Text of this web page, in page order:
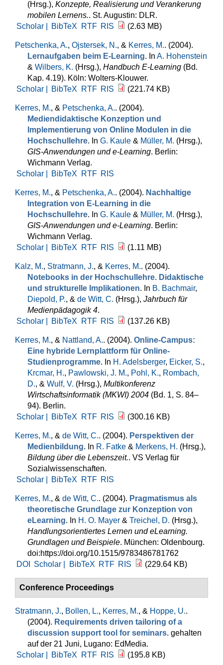
(Hrsg.), Konzepte, Realisierung und Verankerung
mobilen Lernens.. St. Augustin: DLR.
Scholar |
BibTeX RTF RIS (2.63 MB)
Petschenka, A., Ojstersek, N., & Kerres, M.. (2004).
Lernaufgaben beim E-Learning. In A. Hohenstein
& Wilbers, K. (Hrsg.), Handbuch E-Learning (Bd.
Kap. 4.19). Köln: Wolters-Klouwer.
Scholar |
BibTeX RTF RIS (221.74 KB)
Kerres, M., & Petschenka, A.. (2004).
Mediendidaktische Konzeption und
Implementierung von Online Modulen in die
Hochschullehre. In G. Kaule & Müller, M. (Hrsg.),
GIS-Anwendungen und e-Learning. Berlin:
Wichmann Verlag.
Scholar |
BibTeX RTF RIS
Kerres, M., & Petschenka, A.. (2004). Nachhaltige
Integration von E-Learning in die
Hochschullehre. In G. Kaule & Müller, M. (Hrsg.),
GIS-Anwendungen und e-Learning. Berlin:
Wichmann Verlag.
Scholar |
BibTeX RTF RIS (1.11 MB)
Kalz, M., Stratmann, J., & Kerres, M.. (2004).
Notebooks in der Hochschullehre. Didaktische
und strukturelle Implikationen. In B. Bachmair,
Diepold, P., & de Witt, C. (Hrsg.), Jahrbuch für
Medienpädagogik 4.
Scholar |
BibTeX RTF RIS (137.26 KB)
Kerres, M., & Nattland, A.. (2004). Online-Campus:
Eine hybride Lernplattform für Online-
Studienprogramme. In H. Adelsberger, Eicker, S.,
Krcmar, H., Pawlowski, J. M., Pohl, K., Rombach,
D., & Wulf, V. (Hrsg.), Multikonferenz
Wirtschaftsinformatik (MKWI) 2004 (Bd. 1, S. 84–
94). Berlin.
Scholar |
BibTeX RTF RIS (300.16 KB)
Kerres, M., & de Witt, C.. (2004). Perspektiven der
Medienbildung. In R. Fatke & Merkens, H. (Hrsg.),
Bildung über die Lebenszeit.. VS Verlag für
Sozialwissenschaften.
Scholar |
BibTeX RTF RIS
Kerres, M., & de Witt, C.. (2004). Pragmatismus als
theoretische Grundlage zur Konzeption von
eLearning. In H. O. Mayer & Treichel, D. (Hrsg.),
Handlungsorientiertes Lernen und eLearning.
Grundlagen und Beispiele. München: Oldenbourg.
doi:https://doi.org/10.1515/9783486781762
DOI
Scholar | BibTeX RTF RIS (229.64 KB)
Conference Proceedings
Stratmann, J., Bollen, L., Kerres, M., & Hoppe, U..
(2004). Requirements driven tailoring of a
discussion support tool for seminars. gehalten
auf der 21 Juni, Lugano: EdMedia.
Scholar |
BibTeX RTF RIS (195.8 KB)